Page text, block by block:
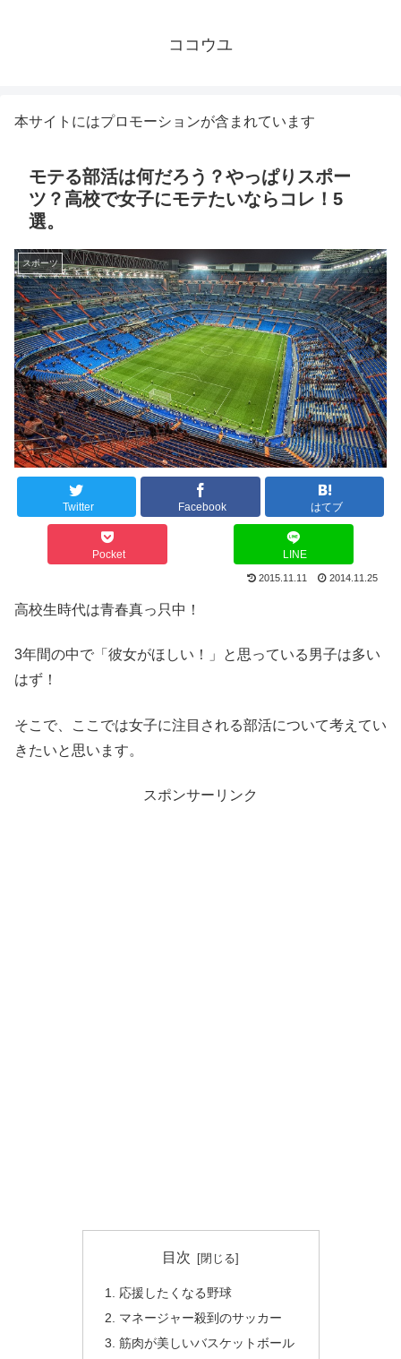
ココウユ
本サイトにはプロモーションが含まれています
モテる部活は何だろう？やっぱりスポー
ツ？高校で女子にモテたいならコレ！5
選。
スポーツ
Twitter Facebook はてブ
Pocket LINE
2015.11.11 2014.11.25
高校生時代は青春真っ只中！
3年間の中で「彼女がほしい！」と思っている男子は多い
はず！
そこで、ここでは女子に注目される部活について考えてい
きたいと思います。
スポンサーリンク
目次
応援したくなる野球
マネージャー殺到のサッカー
筋肉が美しいバスケットボール